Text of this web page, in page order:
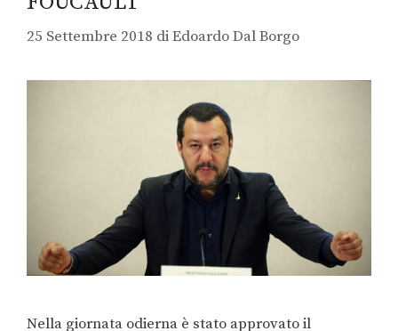
25 Settembre 2018 diEdoardo Dal Borgo
Nella giornata odierna è stato approvato il